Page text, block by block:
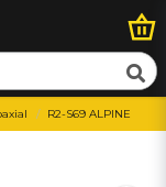
R2-S69 ALPINE